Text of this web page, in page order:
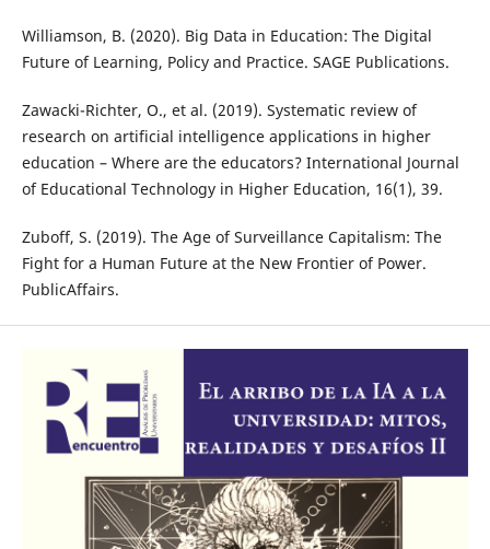
Williamson, B. (2020). Big Data in Education: The Digital
Future of Learning, Policy and Practice. SAGE Publications.
Zawacki-Richter, O., et al. (2019). Systematic review of
research on artificial intelligence applications in higher
education – Where are the educators? International Journal
of Educational Technology in Higher Education, 16(1), 39.
Zuboff, S. (2019). The Age of Surveillance Capitalism: The
Fight for a Human Future at the New Frontier of Power.
PublicAffairs.